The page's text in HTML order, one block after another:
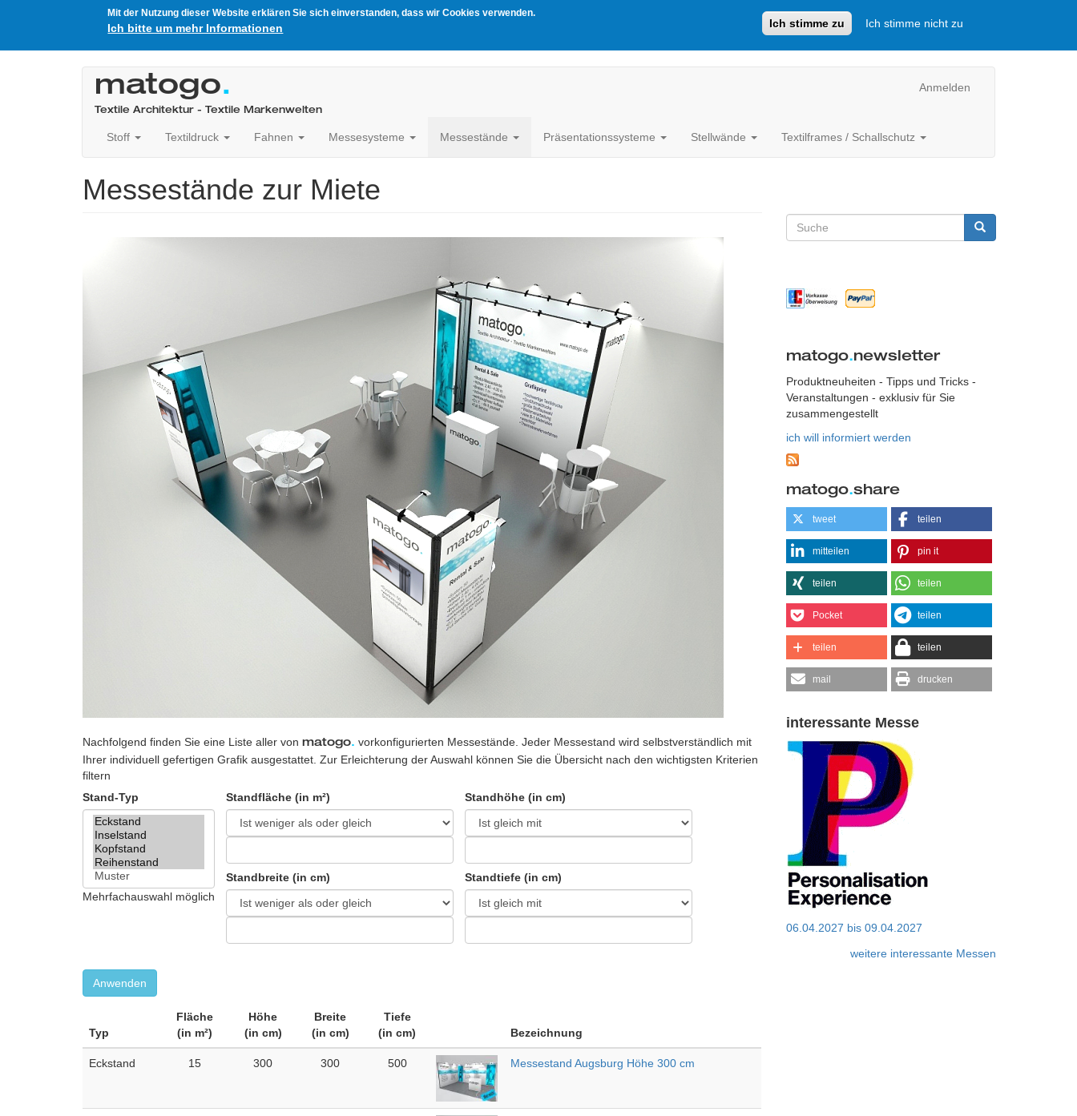
Mit der Nutzung dieser Website erklären Sie sich einverstanden, dass wir Cookies verwenden.
Ich bitte um mehr Informationen Ich stimme zu Ich stimme nicht zu
matogo.
Textile Architektur - Textile Markenwelten
Anmelden
Stoff Textildruck Fahnen Messesysteme Messestände Präsentationssysteme Stellwände Textilframes / Schallschutz
Messestände zur Miete
Nachfolgend finden Sie eine Liste aller von matogo. vorkonfigurierten Messestände. Jeder Messestand wird selbstverständlich mit
Ihrer individuell gefertigen Grafik ausgestattet. Zur Erleichterung der Auswahl können Sie die Übersicht nach den wichtigsten Kriterien
filtern
Stand-Typ
Mehrfachauswahl möglich
Standfläche (in m²) Standhöhe (in cm)
Standbreite (in cm) Standtiefe (in cm)
Anwenden
Typ
Fläche
(in m²)
Höhe
(in cm)
Breite
(in cm)
Tiefe
(in cm)
Bezeichnung
Eckstand 15 300 300 500 Messestand Augsburg Höhe 300 cm
Suchformular
matogo.newsletter
Produktneuheiten - Tipps und Tricks -
Veranstaltungen - exklusiv für Sie
zusammengestellt
ich will informiert werden
matogo.share
tweet teilen
mitteilen pin it
teilen teilen
Pocket teilen
teilen teilen
mail drucken
interessante Messe
06.04.2027 bis 09.04.2027
weitere interessante Messen